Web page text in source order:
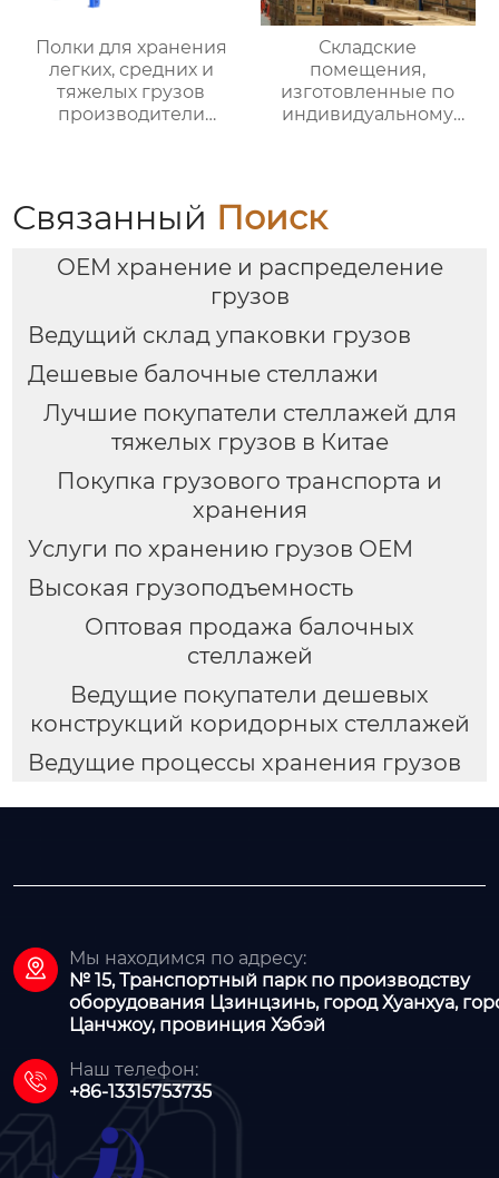
Полки для хранения
легких, средних и
тяжелых грузов
производители
среднего размера
съемные стеллажи
Складские
помещения,
изготовленные по
индивидуальному
вспомогательные
полки для поддонов,
Связанный Поиск
OEM хранение и распределение
грузов
Ведущий склад упаковки грузов
Дешевые балочные стеллажи
Лучшие покупатели стеллажей для
тяжелых грузов в Китае
Покупка грузового транспорта и
хранения
Услуги по хранению грузов OEM
Высокая грузоподъемность
Оптовая продажа балочных
стеллажей
Ведущие покупатели дешевых
конструкций коридорных стеллажей
Ведущие процессы хранения грузов

Мы находимся по адресу:
№ 15, Транспортный парк по производству
оборудования Цзинцзинь, город Хуанхуа,
Цанчжоу, провинция Хэбэй

Наш телефон:
+86-13315753735